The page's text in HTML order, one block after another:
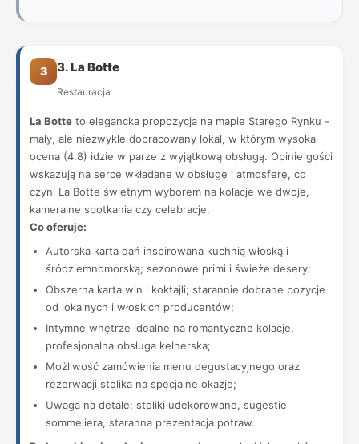
3 3. La Botte
Restauracja
La Botte to elegancka propozycja na mapie Starego Rynku -
mały, ale niezwykle dopracowany lokal, w którym wysoka
ocena (4.8) idzie w parze z wyjątkową obsługą. Opinie gości
wskazują na serce wkładane w obsługę i atmosferę, co
czyni La Botte świetnym wyborem na kolacje we dwoje,
kameralne spotkania czy celebracje.
Co oferuje:
Autorska karta dań inspirowana kuchnią włoską i
śródziemnomorską; sezonowe primi i świeże desery;
Obszerna karta win i koktajli; starannie dobrane pozycje
od lokalnych i włoskich producentów;
Intymne wnętrze idealne na romantyczne kolacje,
profesjonalna obsługa kelnerska;
Możliwość zamówienia menu degustacyjnego oraz
rezerwacji stolika na specjalne okazje;
Uwaga na detale: stoliki udekorowane, sugestie
sommeliera, staranna prezentacja potraw.